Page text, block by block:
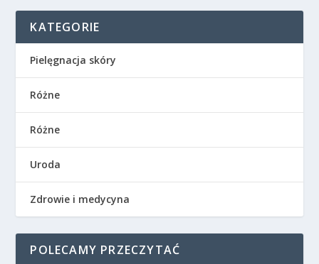
KATEGORIE
Pielęgnacja skóry
Różne
Różne
Uroda
Zdrowie i medycyna
POLECAMY PRZECZYTAĆ